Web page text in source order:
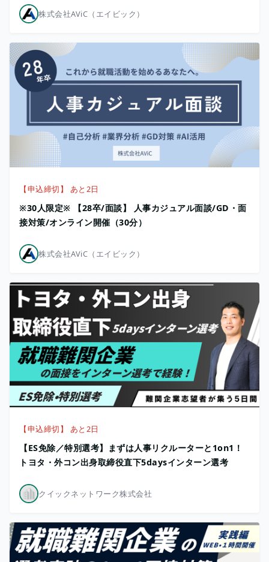
株式会社AViC（エイビック）
【申込締切】 あと2日
※30人限定※ 【28卒/面談】 人事カジュアル面談/GD・面
接対策/オンライン開催（30分）
株式会社AViC（エイビック）
【申込締切】 あと2日
【ES免除／特別選考】まずは人事リクルーターと1on1！
トヨタ・外コン出身取締役直下5daysインターン選考
クイックネットワーク株式会社